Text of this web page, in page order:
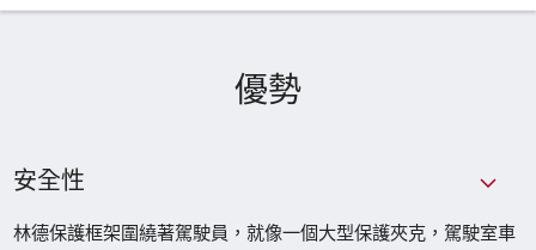
優勢
安全性
林德保護框架圍繞著駕駛員，就像一個大型保護夾克，駕駛室車